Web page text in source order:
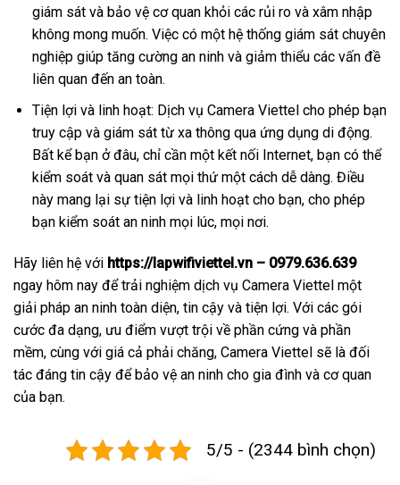
giám sát và bảo vệ cơ quan khỏi các rủi ro và xâm nhập
không mong muốn. Việc có một hệ thống giám sát chuyên
nghiệp giúp tăng cường an ninh và giảm thiểu các vấn đề
liên quan đến an toàn.
Tiện lợi và linh hoạt: Dịch vụ Camera Viettel cho phép bạn
truy cập và giám sát từ xa thông qua ứng dụng di động.
Bất kể bạn ở đâu, chỉ cần một kết nối Internet, bạn có thể
kiểm soát và quan sát mọi thứ một cách dễ dàng. Điều
này mang lại sự tiện lợi và linh hoạt cho bạn, cho phép
bạn kiểm soát an ninh mọi lúc, mọi nơi.
Hãy liên hệ với https://lapwifiviettel.vn – 0979.636.639
ngay hôm nay để trải nghiệm dịch vụ Camera Viettel một
giải pháp an ninh toàn diện, tin cậy và tiện lợi. Với các gói
cước đa dạng, ưu điểm vượt trội về phần cứng và phần
mềm, cùng với giá cả phải chăng, Camera Viettel sẽ là đối
tác đáng tin cậy để bảo vệ an ninh cho gia đình và cơ quan
của bạn.
5/5 - (2344 bình chọn)